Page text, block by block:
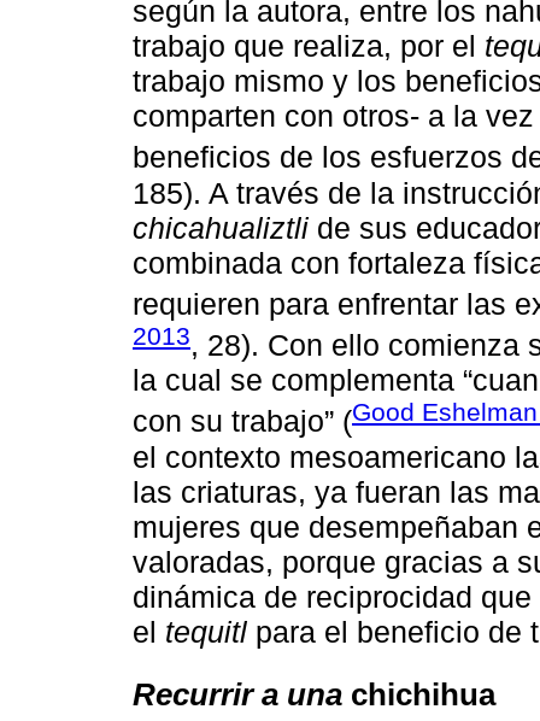
según la autora, entre los
trabajo que realiza, por el
trabajo mismo y los
comparten con otros- a la
beneficios de los esfuerzos
185). A través de la
chicahualiztli de sus
combinada con fortaleza
requieren para enfrentar las
2013, 28). Con ello comienza
la cual se complementa
con su trabajo” (Good
el contexto mesoamericano
las criaturas, ya fueran las
mujeres que desempeñaban
valoradas, porque gracias a
dinámica de reciprocidad
el tequitl para el beneficio de
Recurrir a una chichihua